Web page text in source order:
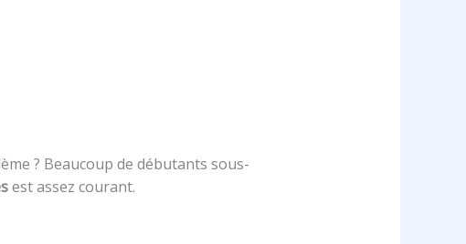
? Beaucoup de débutants sous-
est assez courant.